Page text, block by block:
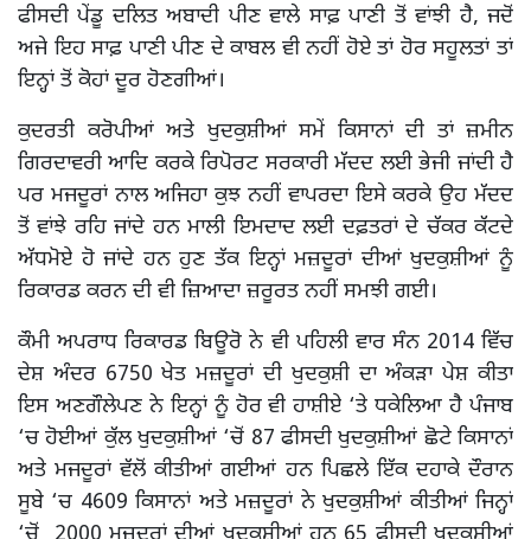
ਫੀਸਦੀ ਪੇਂਡੂ ਦਲਿਤ ਅਬਾਦੀ ਪੀਣ ਵਾਲੇ ਸਾਫ਼ ਪਾਣੀ ਤੋਂ ਵਾਂਝੀ ਹੈ, ਜਦੋਂ
ਅਜੇ ਇਹ ਸਾਫ਼ ਪਾਣੀ ਪੀਣ ਦੇ ਕਾਬਲ ਵੀ ਨਹੀਂ ਹੋਏ ਤਾਂ ਹੋਰ ਸਹੂਲਤਾਂ ਤਾਂ
ਇਨ੍ਹਾਂ ਤੋਂ ਕੋਹਾਂ ਦੂਰ ਹੋਣਗੀਆਂ।
ਕੁਦਰਤੀ ਕਰੋਪੀਆਂ ਅਤੇ ਖੁਦਕੁਸ਼ੀਆਂ ਸਮੇਂ ਕਿਸਾਨਾਂ ਦੀ ਤਾਂ ਜ਼ਮੀਨ
ਗਿਰਦਾਵਰੀ ਆਦਿ ਕਰਕੇ ਰਿਪੋਰਟ ਸਰਕਾਰੀ ਮੱਦਦ ਲਈ ਭੇਜੀ ਜਾਂਦੀ ਹੈ
ਪਰ ਮਜਦੂਰਾਂ ਨਾਲ ਅਜਿਹਾ ਕੁਝ ਨਹੀਂ ਵਾਪਰਦਾ ਇਸੇ ਕਰਕੇ ਉਹ ਮੱਦਦ
ਤੋਂ ਵਾਂਝੇ ਰਹਿ ਜਾਂਦੇ ਹਨ ਮਾਲੀ ਇਮਦਾਦ ਲਈ ਦਫ਼ਤਰਾਂ ਦੇ ਚੱਕਰ ਕੱਟਦੇ
ਅੱਧਮੋਏ ਹੋ ਜਾਂਦੇ ਹਨ ਹੁਣ ਤੱਕ ਇਨ੍ਹਾਂ ਮਜ਼ਦੂਰਾਂ ਦੀਆਂ ਖੁਦਕੁਸ਼ੀਆਂ ਨੂੰ
ਰਿਕਾਰਡ ਕਰਨ ਦੀ ਵੀ ਜ਼ਿਆਦਾ ਜ਼ਰੂਰਤ ਨਹੀਂ ਸਮਝੀ ਗਈ।
ਕੌਮੀ ਅਪਰਾਧ ਰਿਕਾਰਡ ਬਿਊਰੋ ਨੇ ਵੀ ਪਹਿਲੀ ਵਾਰ ਸੰਨ 2014 ਵਿੱਚ
ਦੇਸ਼ ਅੰਦਰ 6750 ਖੇਤ ਮਜ਼ਦੂਰਾਂ ਦੀ ਖੁਦਕੁਸ਼ੀ ਦਾ ਅੰਕੜਾ ਪੇਸ਼ ਕੀਤਾ
ਇਸ ਅਣਗੌਲੇਪਣ ਨੇ ਇਨ੍ਹਾਂ ਨੂੰ ਹੋਰ ਵੀ ਹਾਸ਼ੀਏ ‘ਤੇ ਧਕੇਲਿਆ ਹੈ ਪੰਜਾਬ
‘ਚ ਹੋਈਆਂ ਕੁੱਲ ਖੁਦਕੁਸ਼ੀਆਂ ‘ਚੋਂ 87 ਫੀਸਦੀ ਖੁਦਕੁਸ਼ੀਆਂ ਛੋਟੇ ਕਿਸਾਨਾਂ
ਅਤੇ ਮਜਦੂਰਾਂ ਵੱਲੋਂ ਕੀਤੀਆਂ ਗਈਆਂ ਹਨ ਪਿਛਲੇ ਇੱਕ ਦਹਾਕੇ ਦੌਰਾਨ
ਸੂਬੇ ‘ਚ 4609 ਕਿਸਾਨਾਂ ਅਤੇ ਮਜ਼ਦੂਰਾਂ ਨੇ ਖੁਦਕੁਸ਼ੀਆਂ ਕੀਤੀਆਂ ਜਿਨ੍ਹਾਂ